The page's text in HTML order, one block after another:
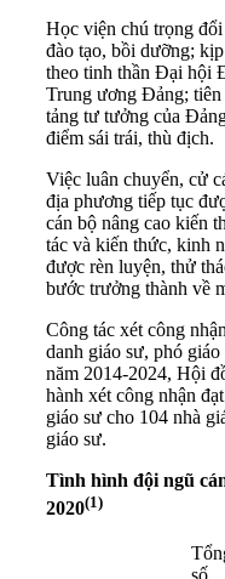
Học viện chú trọng
đào tạo, bồi dưỡng;
theo tinh thần Đại hội
Trung ương Đảng; tiên
tảng tư tưởng của
điểm sái trái, thù địch.
Việc luân chuyển, cử
địa phương tiếp tục
cán bộ nâng cao kiến
tác và kiến thức, kinh
được rèn luyện, thử
bước trưởng thành về
Công tác xét công
danh giáo sư, phó
năm 2014-2024, Hội
hành xét công nhận
giáo sư cho 104 nhà
giáo sư.
Tình hình đội ngũ
2020(1)
số